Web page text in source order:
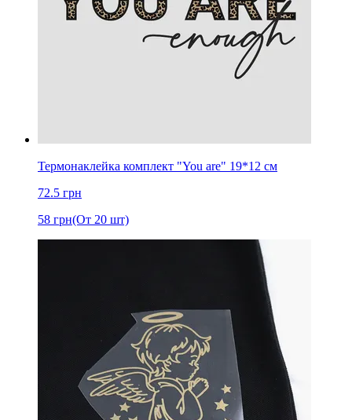
Термонаклейка комплект "You are" 19*12 см
72.5 грн
58 грн(От 20 шт)